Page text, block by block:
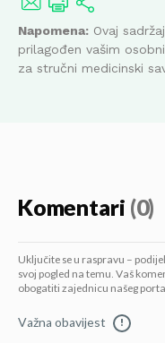
Napomena: Ovaj
prilagođen vašim
za stručni medicinski
Komentari (0)
Uključite se u raspravu –
svoj pogled na temu. Vaš
obogatiti zajednicu našeg
Važna obavijest !